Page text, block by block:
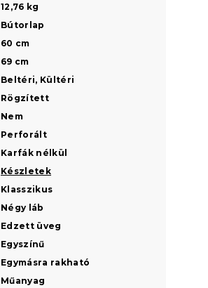
12,76 kg
Bútorlap
60 cm
69 cm
Beltéri, Kültéri
Rögzített
Nem
Perforált
Karfák nélkül
Készletek
Klasszikus
Négy láb
Edzett üveg
Egyszínű
Egymásra rakható
Műanyag